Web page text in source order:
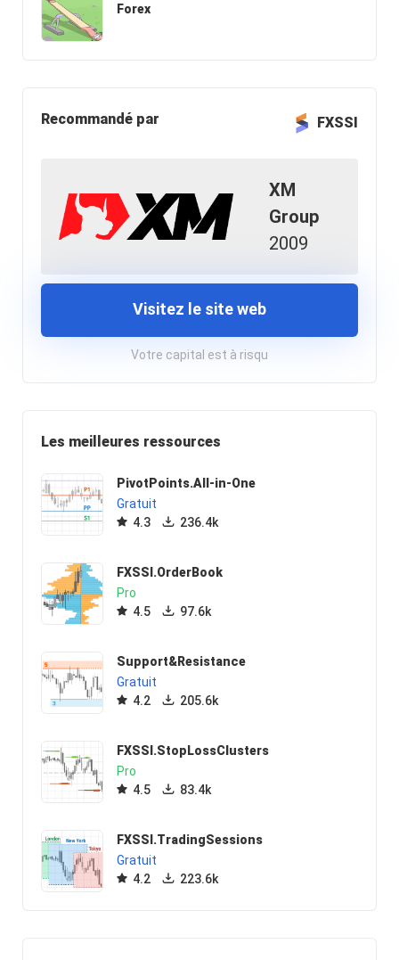
Forex
Recommandé par FXSSI
XM
Group
2009
Visitez le site web
Votre capital est à risqu
Les meilleures ressources
PivotPoints.All-in-One
Gratuit
4.3
236.4k
FXSSI.OrderBook
Pro
4.5
97.6k
Support&Resistance
Gratuit
4.2
205.6k
FXSSI.StopLossClusters
Pro
4.5
83.4k
FXSSI.TradingSessions
Gratuit
4.2
223.6k